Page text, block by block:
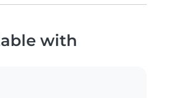
with